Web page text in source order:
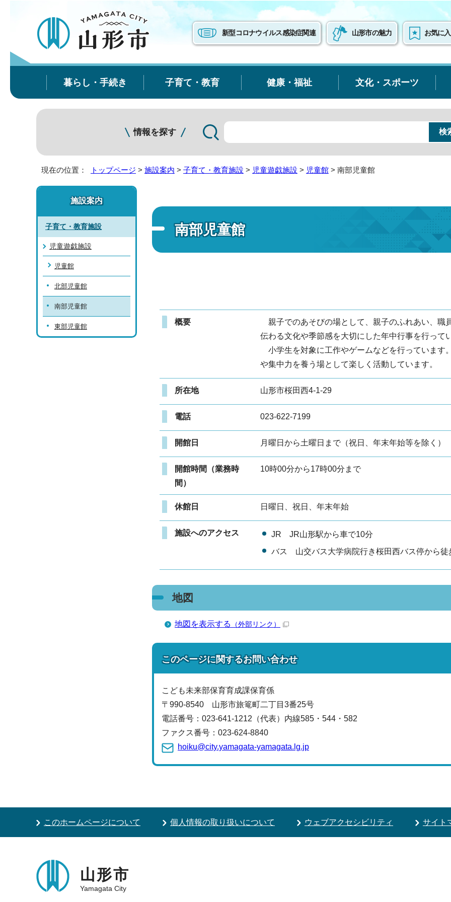
新型コロナウイルス感染症関連 山形市の魅力 お気に
暮らし・手続き 子育て・教育 健康・福祉 文化・スポーツ
情報を探す
現在の位置： トップページ > 施設案内 > 子育て・教育施設 > 児童遊戯施設 > 児童館 > 南部児童館
南部児童館
概要
親子でのあそびの場として、親子のふれあい、職
伝わる文化や季節感を大切にした年中行事を行って
小学生を対象に工作やゲームなどを行っています
や集中力を養う場として楽しく活動しています。
所在地 山形市桜田西4-1-29
電話 023-622-7199
開館日 月曜日から土曜日まで（祝日、年末年始等を除く）
開館時間（業務時
間）
10時00分から17時00分まで
休館日 日曜日、祝日、年末年始
施設へのアクセス
JR JR山形駅から車で10分
バス 山交バス大学病院行き桜田西バス停から徒
地図
地図を表示する （外部リンク）
このページに関するお問い合わせ
こども未来部保育育成課保育係
〒990-8540 山形市旅篭町二丁目3番25号
電話番号： 023-641-1212（代表） 内線585・544・582
ファクス番号：023-624-8840
hoiku@city.yamagata-yamagata.lg.jp
施設案内
子育て・教育施設
児童遊戯施設
児童館
北部児童館
南部児童館
東部児童館
このホームページについて 個人情報の取り扱いについて ウェブアクセシビリティ サイト
山形市
Yamagata City